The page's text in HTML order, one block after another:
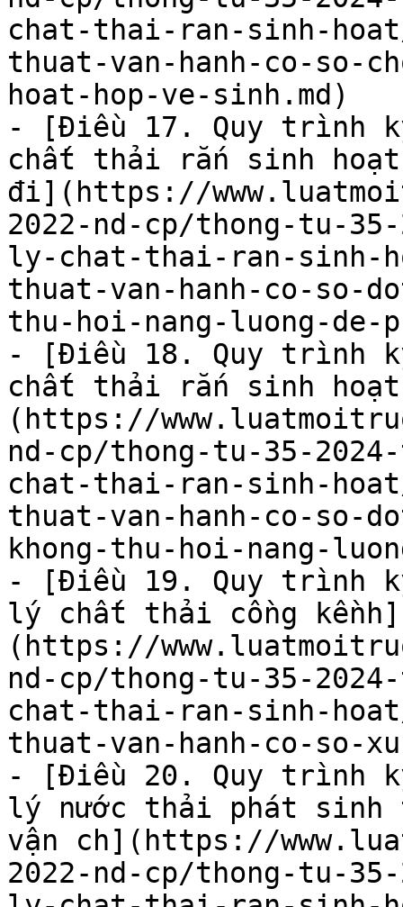
chat-thai-ran-sinh-
thuat-van-hanh-co-so-
hoat-hop-ve-sinh.md)
- [Điều 17. Quy trình
chất thải rắn sinh
đi](https://
2022-nd-cp/thong-tu-
ly-chat-thai-ran-sinh-
thuat-van-hanh-co-so-
thu-hoi-nang-luong-de-
- [Điều 18. Quy trình
chất thải rắn sinh
(https://
nd-cp/thong-tu-35-
chat-thai-ran-sinh-
thuat-van-hanh-co-so-
khong-thu-hoi-nang-
- [Điều 19. Quy trình
lý chất thải cồng kềnh]
(https://
nd-cp/thong-tu-35-
chat-thai-ran-sinh-
thuat-van-hanh-co-so-
- [Điều 20. Quy trình
lý nước thải phát sinh
vận ch](https://
2022-nd-cp/thong-tu-